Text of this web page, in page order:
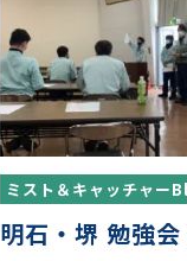
ミスト＆キャッチャー
明石・堺 勉強会